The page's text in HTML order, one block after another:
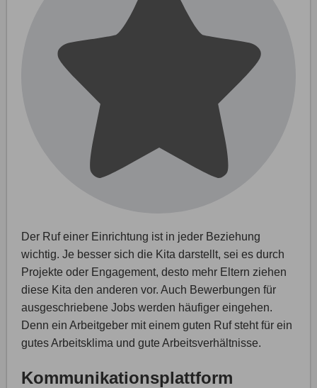
Der Ruf einer Einrichtung ist in jeder Beziehung
wichtig. Je besser sich die Kita darstellt, sei es durch
Projekte oder Engagement, desto mehr Eltern ziehen
diese Kita den anderen vor. Auch Bewerbungen für
ausgeschriebene Jobs werden häufiger eingehen.
Denn ein Arbeitgeber mit einem guten Ruf steht für ein
gutes Arbeitsklima und gute Arbeitsverhältnisse.
Kommunikationsplattform